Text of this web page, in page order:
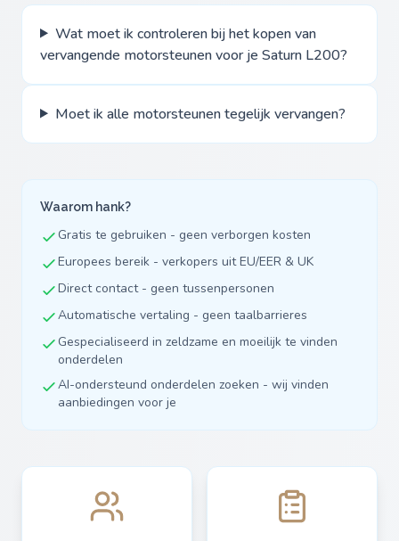
Wat moet ik controleren bij het kopen van
vervangende motorsteunen voor je Saturn L200?
Moet ik alle motorsteunen tegelijk vervangen?
Waarom hank?
Gratis te gebruiken - geen verborgen kosten
Europees bereik - verkopers uit EU/EER & UK
Direct contact - geen tussenpersonen
Automatische vertaling - geen taalbarrieres
Gespecialiseerd in zeldzame en moeilijk te vinden
onderdelen
AI-ondersteund onderdelen zoeken - wij vinden
aanbiedingen voor je